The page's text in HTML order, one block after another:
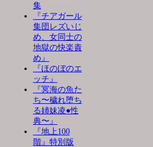
集
『チアガール
集団レズいじ
め、女同士の
地獄の快楽責
め』
『ほのぼのエ
ッチ』
『冥海の魚た
ち〜穢れ堕ち
る姉妹凌●性
典〜』
『地上100
階』特別版